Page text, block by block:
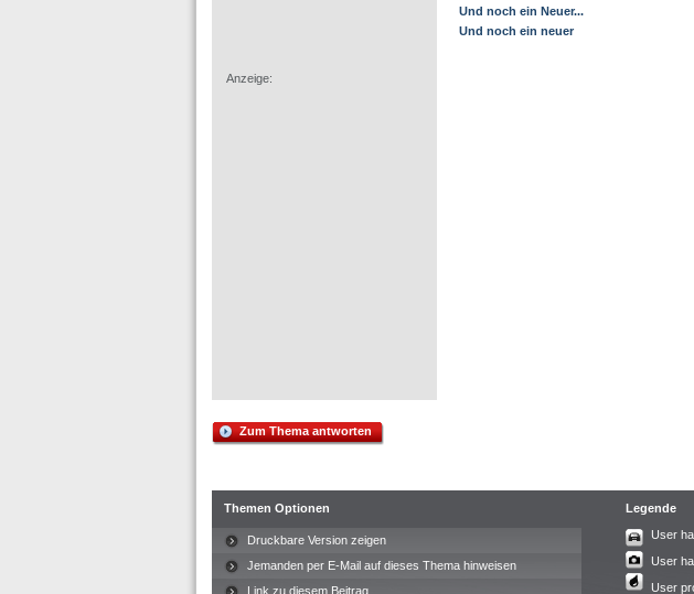
Und noch ein Neuer...
Und noch ein neuer
Anzeige:
Zum Thema antworten
Themen Optionen
Druckbare Version zeigen
Jemanden per E-Mail auf dieses Thema hinweisen
Link zu diesem Beitrag
Legende
User
User
User